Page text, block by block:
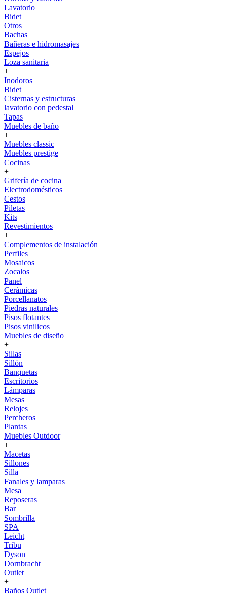
Lavatorio
Bidet
Otros
Bachas
Bañeras e hidromasajes
Espejos
Loza sanitaria
+
Inodoros
Bidet
Cisternas y estructuras
lavatorio con pedestal
Tapas
Muebles de baño
+
Muebles classic
Muebles prestige
Cocinas
+
Grifería de cocina
Electrodomésticos
Cestos
Piletas
Kits
Revestimientos
+
Complementos de instalación
Perfiles
Mosaicos
Zocalos
Panel
Cerámicas
Porcellanatos
Piedras naturales
Pisos flotantes
Pisos vinilicos
Muebles de diseño
+
Sillas
Sillón
Banquetas
Escritorios
Lámparas
Mesas
Relojes
Percheros
Plantas
Muebles Outdoor
+
Macetas
Sillones
Silla
Fanales y lamparas
Mesa
Reposeras
Bar
Sombrilla
SPA
Leicht
Tribu
Dyson
Dornbracht
Outlet
+
Baños Outlet